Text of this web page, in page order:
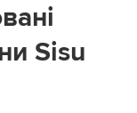
Sisu